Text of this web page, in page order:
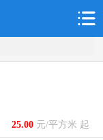
25.00元/平方米 起